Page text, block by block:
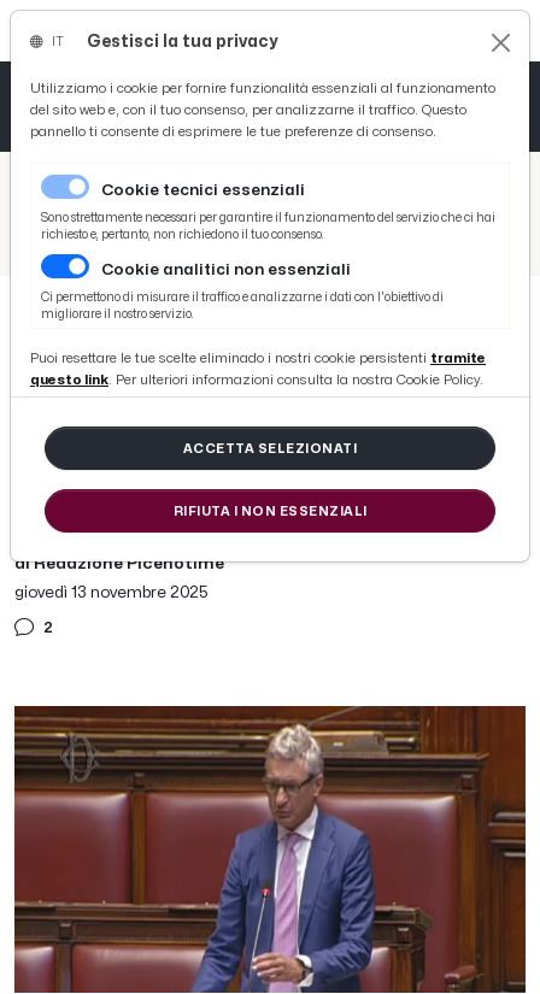
/ Picenotime
/ Ascoli Time
Rimini-Ascoli, la caotica situazione del club romagnolo finisce in Parlamento. Interrogazione dell'ex sindaco Gnassi
Rimini-Ascoli, la caotica situazione
del club romagnolo finisce in
Parlamento. Interrogazione
dell'ex sindaco Gnassi
di Redazione Picenotime
giovedì 13 novembre 2025
2
Gestisci la tua privacy
Utilizziamo i cookie per fornire funzionalità essenziali al funzionamento
del sito web e, con il tuo consenso, per analizzarne il traffico. Questo
pannello ti consente di esprimere le tue preferenze di consenso.
Cookie tecnici essenziali
Sono strettamente necessari per garantire il funzionamento del servizio che ci hai
richiesto e, pertanto, non richiedono il tuo consenso.
Cookie analitici non essenziali
Ci permettono di misurare il traffico e analizzarne i dati con l'obiettivo di
migliorare il nostro servizio.
Puoi resettare le tue scelte eliminado i nostri cookie persistenti tramite
questo link. Per ulteriori informazioni consulta la nostra Cookie Policy.
ACCETTA SELEZIONATI
RIFIUTA I NON ESSENZIALI
Tutto News
Tutto Sport
Basket
Ciclismo
Tutto Curiosità